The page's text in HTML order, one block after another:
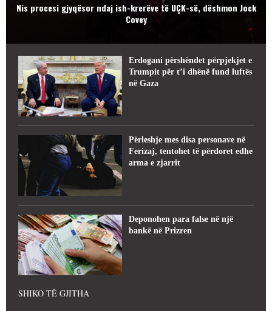
Nis procesi gjyqësor ndaj ish-krerëve të UÇK-së, dëshmon Jock
Covey
Erdogani përshëndet përpjekjet e
Trumpit për t’i dhënë fund luftës
në Gaza
Përleshje mes disa personave në
Ferizaj, tentohet të përdoret edhe
arma e zjarrit
Deponohen para false në një
bankë në Prizren
SHIKO TË GJITHA